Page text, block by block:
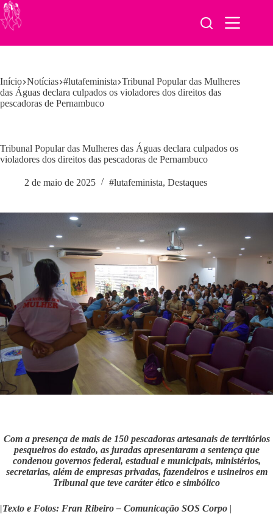
Pular
para
o
Início Notícias #lutafeminista Tribunal Popular das Mulheres
das Águas declara culpados os violadores dos direitos das
pescadoras de Pernambuco
Tribunal Popular das Mulheres das Águas declara culpados os
violadores dos direitos das pescadoras de Pernambuco
2 de maio de 2025 #lutafeminista, Destaques
Com a presença de mais de 150 pescadoras artesanais de territórios
pesqueiros do estado, as juradas apresentaram a sentença que
condenou governos federal, estadual e municipais, ministérios,
secretarias, além de empresas privadas, fazendeiros e usineiros em
Tribunal que teve caráter ético e simbólico
|Texto e Fotos: Fran Ribeiro – Comunicação SOS Corpo |